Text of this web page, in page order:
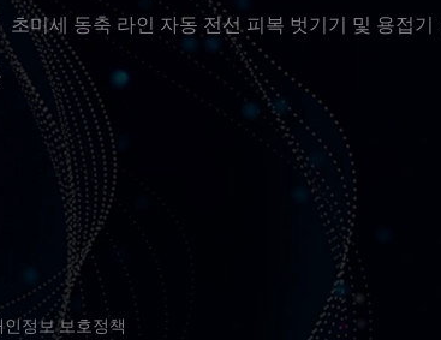
초미세 동축 라인 자동 전선 피복 벗기기 및 용접기
정보 보호정책